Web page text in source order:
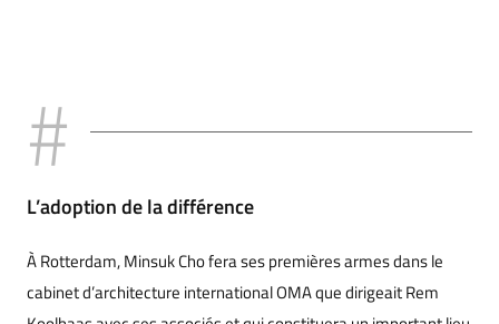
L’adoption de la différence
À Rotterdam, Minsuk Cho fera ses premières armes dans le
cabinet d’architecture international OMA que dirigeait Rem